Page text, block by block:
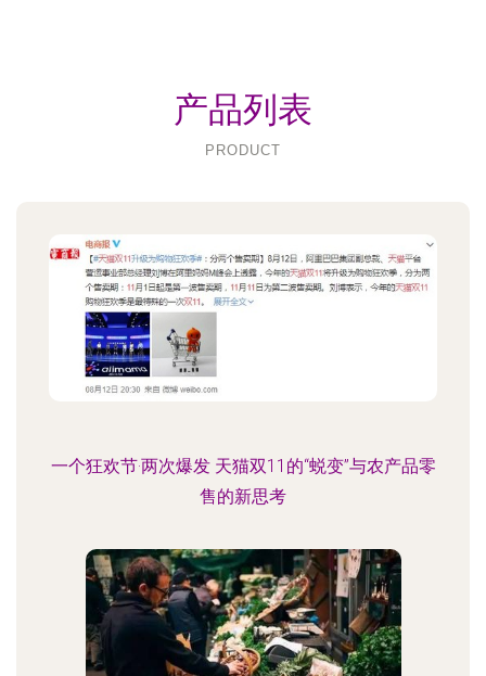
产品列表
PRODUCT
一个狂欢节·两次爆发 天猫双11的“蜕变”与农产品零
售的新思考